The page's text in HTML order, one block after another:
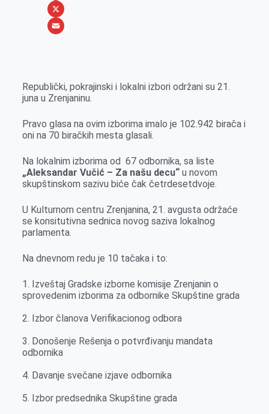
b
o
s
e
r
n
k
n
i
b
W
h
A
p
X
i
Republički, pokrajinski i lokalni izbori održani su 21.
juna u Zrenjaninu.
Pravo glasa na ovim izborima imalo je 102.942 birača i
oni na 70 biračkih mesta glasali.
Na lokalnim izborima od 67 odbornika, sa liste
„Aleksandar Vučić – Za našu decu“u novom
skupštinskom sazivu biće čak četrdesetdvoje.
U Kulturnom centru Zrenjanina, 21. avgusta održaće
se konsitutivna sednica novog saziva lokalnog
parlamenta.
Na dnevnom redu je 10 tačaka i to:
1. Izveštaj Gradske izborne komisije Zrenjanin o
sprovedenim izborima za odbornike Skupštine grada
2. Izbor članova Verifikacionog odbora
3. Donošenje Rešenja o potvrđivanju mandata
odbornika
4. Davanje svečane izjave odbornika
5. Izbor predsednika Skupštine grada